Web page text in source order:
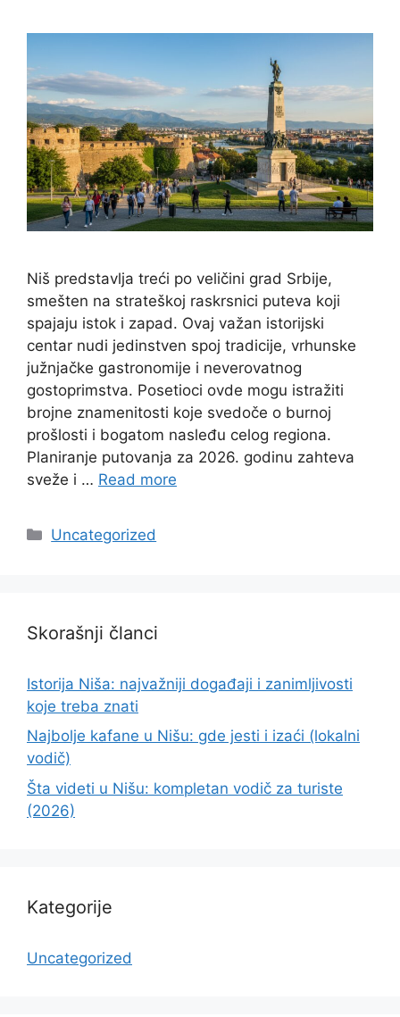
Niš predstavlja treći po veličini grad Srbije,
smešten na strateškoj raskrsnici puteva koji
spajaju istok i zapad. Ovaj važan istorijski
centar nudi jedinstven spoj tradicije, vrhunske
južnjačke gastronomije i neverovatnog
gostoprimstva. Posetioci ovde mogu istražiti
brojne znamenitosti koje svedoče o burnoj
prošlosti i bogatom nasleđu celog regiona.
Planiranje putovanja za 2026. godinu zahteva
sveže i … Read more
Categories
Uncategorized
Skorašnji članci
Istorija Niša: najvažniji događaji i zanimljivosti
koje treba znati
Najbolje kafane u Nišu: gde jesti i izaći (lokalni
vodič)
Šta videti u Nišu: kompletan vodič za turiste
(2026)
Kategorije
Uncategorized